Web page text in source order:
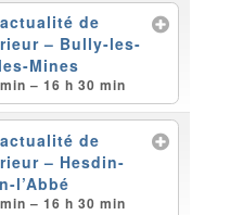
de
– Bully-les-
Mines
– 16 h 30 min
de
– Hesdin-
l’Abbé
– 16 h 30 min